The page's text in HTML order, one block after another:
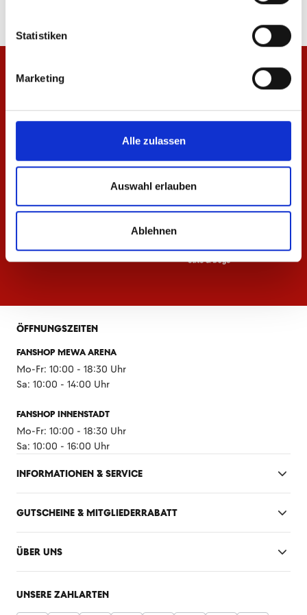
Statistiken
Marketing
Alle zulassen
Auswahl erlauben
Ablehnen
ÖFFNUNGSZEITEN
FANSHOP MEWA ARENA
Mo-Fr: 10:00 - 18:30 Uhr
Sa: 10:00 - 14:00 Uhr
FANSHOP INNENSTADT
Mo-Fr: 10:00 - 18:30 Uhr
Sa: 10:00 - 16:00 Uhr
INFORMATIONEN & SERVICE
GUTSCHEINE & MITGLIEDERRABATT
ÜBER UNS
UNSERE ZAHLARTEN